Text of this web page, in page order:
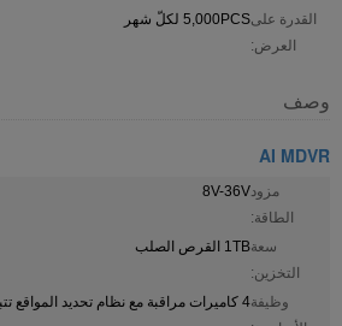
القدرة على
العرض:
5,000PCS لكلّ شهر
وصف
AI MDVR
مزود
الطاقة:
8V-36V
سعة
التخزين:
1TB القرص الصلب
وظيفة4 كاميرات مراقبة مع نظام تحديد المواقع تتبع اختياري